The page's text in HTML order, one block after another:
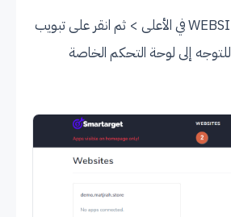
حدّد على خيار WEBSITES في الأعلى > ثم انقر على تبويب
Configure Apps للتوجه إلى لوحة التحكم الخاصة